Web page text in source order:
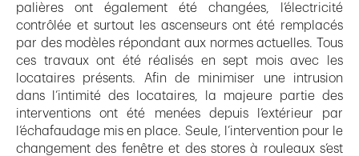
palières ont également été changées, l’électricité
contrôlée et surtout les ascenseurs ont été remplacés
par des modèles répondant aux normes actuelles. Tous
ces travaux ont été réalisés en sept mois avec les
locataires présents. Afin de minimiser une intrusion
dans l’intimité des locataires, la majeure partie des
interventions ont été menées depuis l’extérieur par
l’échafaudage mis en place. Seule, l’intervention pour le
changement des fenêtre et des stores à rouleaux s’est